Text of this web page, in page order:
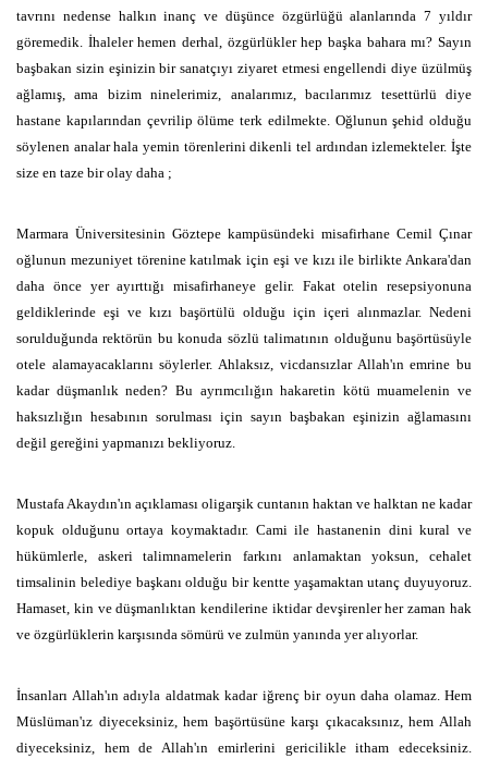
tavrını nedense halkın inanç ve düşünce özgürlüğü alanlarında 7 yıldır
göremedik. İhaleler hemen derhal, özgürlükler hep başka bahara mı? Sayın
başbakan sizin eşinizin bir sanatçıyı ziyaret etmesi engellendi diye üzülmüş
ağlamış, ama bizim ninelerimiz, analarımız, bacılarımız tesettürlü diye
hastane kapılarından çevrilip ölüme terk edilmekte. Oğlunun şehid olduğu
söylenen analar hala yemin törenlerini dikenli tel ardından izlemekteler. İşte
size en taze bir olay daha ;
Marmara Üniversitesinin Göztepe kampüsündeki misafirhane Cemil Çınar
oğlunun mezuniyet törenine katılmak için eşi ve kızı ile birlikte Ankara'dan
daha önce yer ayırttığı misafirhaneye gelir. Fakat otelin resepsiyonuna
geldiklerinde eşi ve kızı başörtülü olduğu için içeri alınmazlar. Nedeni
sorulduğunda rektörün bu konuda sözlü talimatının olduğunu başörtüsüyle
otele alamayacaklarını söylerler. Ahlaksız, vicdansızlar Allah'ın emrine bu
kadar düşmanlık neden? Bu ayrımcılığın hakaretin kötü muamelenin ve
haksızlığın hesabının sorulması için sayın başbakan eşinizin ağlamasını
değil gereğini yapmanızı bekliyoruz.
Mustafa Akaydın'ın açıklaması oligarşik cuntanın haktan ve halktan ne kadar
kopuk olduğunu ortaya koymaktadır. Cami ile hastanenin dini kural ve
hükümlerle, askeri talimnamelerin farkını anlamaktan yoksun, cehalet
timsalinin belediye başkanı olduğu bir kentte yaşamaktan utanç duyuyoruz.
Hamaset, kin ve düşmanlıktan kendilerine iktidar devşirenler her zaman hak
ve özgürlüklerin karşısında sömürü ve zulmün yanında yer alıyorlar.
İnsanları Allah'ın adıyla aldatmak kadar iğrenç bir oyun daha olamaz. Hem
Müslüman'ız diyeceksiniz, hem başörtüsüne karşı çıkacaksınız, hem Allah
diyeceksiniz, hem de Allah'ın emirlerini gericilikle itham edeceksiniz.